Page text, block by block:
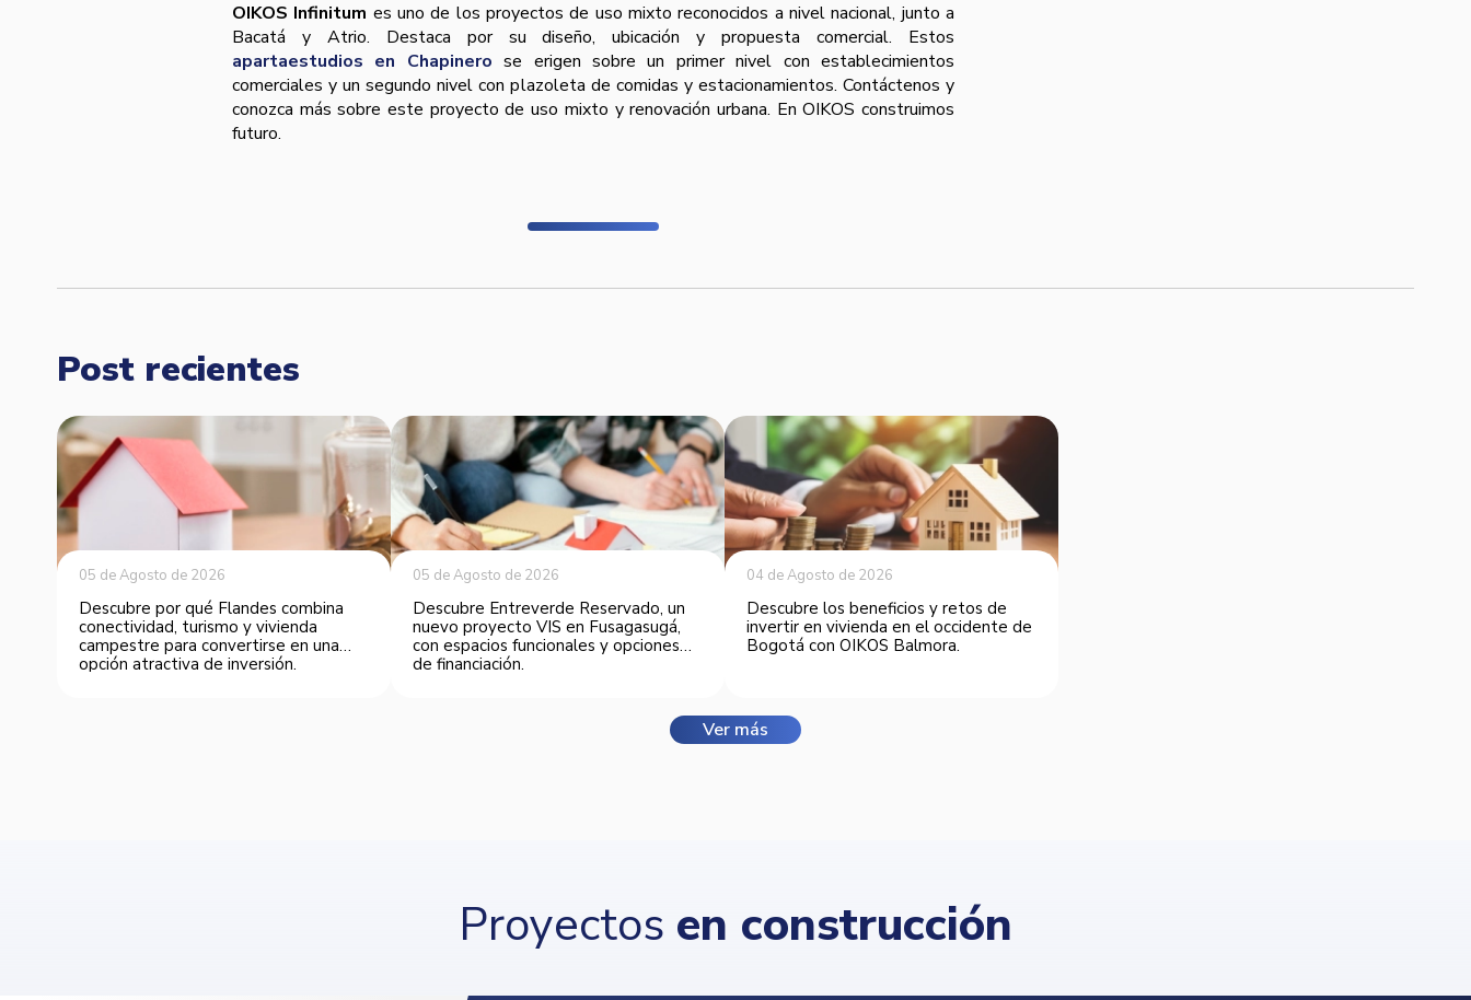
OIKOS Infinitum es uno de los proyectos de uso mixto reconocidos a nivel nacional, junto a
Bacatá y Atrio. Destaca por su diseño, ubicación y propuesta comercial. Estos
apartaestudios en Chapinero se erigen sobre un primer nivel con establecimientos
comerciales y un segundo nivel con plazoleta de comidas y estacionamientos. Contáctenos y
conozca más sobre este proyecto de uso mixto y renovación urbana. En OIKOS construimos
futuro.
Post recientes
05 de Agosto de 2026
Descubre por qué Flandes combina
conectividad, turismo y vivienda
campestre para convertirse en una
opción atractiva de inversión.
05 de Agosto de 2026
Descubre Entreverde Reservado, un
nuevo proyecto VIS en Fusagasugá,
con espacios funcionales y opciones
de financiación.
04 de Agosto de 2026
Descubre los beneficios y retos de
invertir en vivienda en el occidente de
Bogotá con OIKOS Balmora.
Ver más
Proyectos en construcción